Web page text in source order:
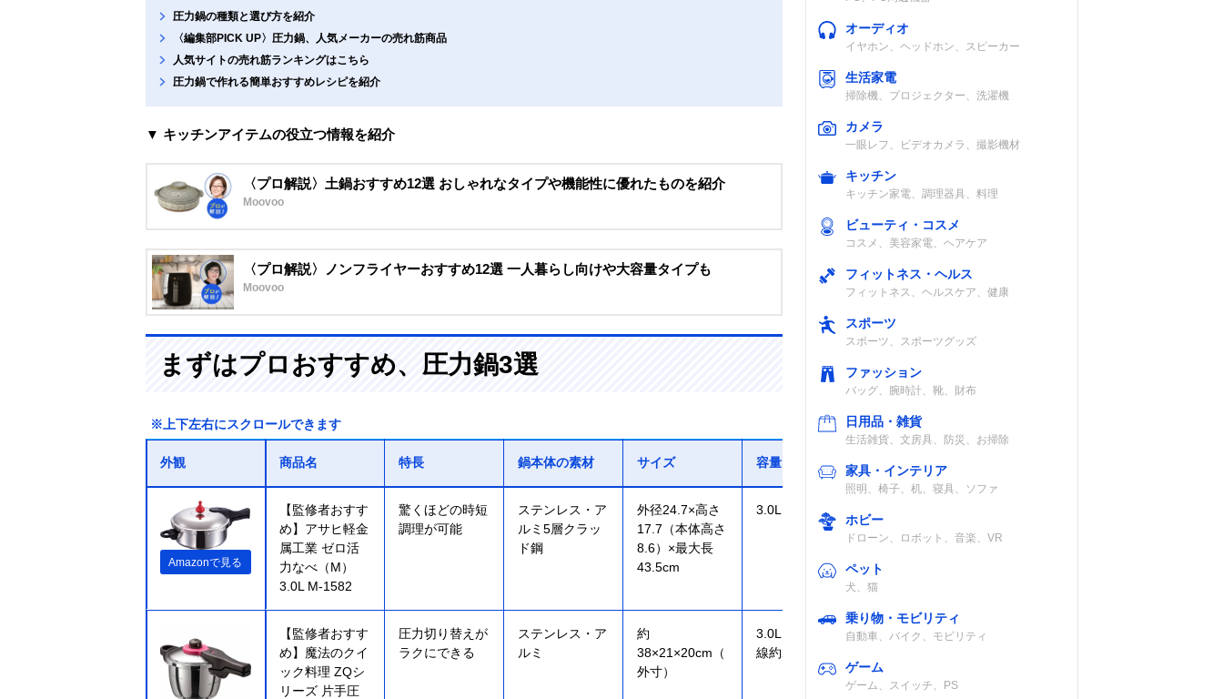
圧力鍋の種類と選び方を紹介
〈編集部PICK UP〉圧力鍋、人気メーカーの売れ筋商品
人気サイトの売れ筋ランキングはこちら
圧力鍋で作れる簡単おすすめレシピを紹介
▼ キッチンアイテムの役立つ情報を紹介
〈プロ解説〉土鍋おすすめ12選 おしゃれなタイプや機能性に優れたものを紹介
Moovoo
〈プロ解説〉ノンフライヤーおすすめ12選 一人暮らし向けや大容量タイプも
Moovoo
まずはプロおすすめ、圧力鍋3選
※上下左右にスクロールできます
外観 商品名 特長 鍋本体の素材 サイズ 容量 圧力値
Amazonで見る
【監修者おすす
め】アサヒ軽金
属工業 ゼロ活
力なべ（M）
3.0L M-1582
驚くほどの時短
調理が可能
ステンレス・ア
ルミ5層クラッ
ド鋼
外径24.7×高さ
17.7（本体高さ
8.6）×最大長
43.5cm
3.0L
モリ146kPa
【監修者おすす
め】魔法のクイ
ック料理 ZQシ
リーズ 片手圧
圧力切り替えが
ラクにできる
ステンレス・ア
ルミ
約
38×21×20cm（
外寸）
3.0L（最高水位
線約2.0L）
高圧80kPa・超
オーディオ
イヤホン、ヘッドホン、スピーカー
生活家電
掃除機、プロジェクター、洗濯機
カメラ
一眼レフ、ビデオカメラ、撮影機材
キッチン
キッチン家電、調理器具、料理
ビューティ・コスメ
コスメ、美容家電、ヘアケア
フィットネス・ヘルス
フィットネス、ヘルスケア、健康
スポーツ
スポーツ、スポーツグッズ
ファッション
バッグ、腕時計、靴、財布
日用品・雑貨
生活雑貨、文房具、防災、お掃除
家具・インテリア
照明、椅子、机、寝具、ソファ
ホビー
ドローン、ロボット、音楽、VR
ペット
犬、猫
乗り物・モビリティ
自動車、バイク、モビリティ
ゲーム
ゲーム、スイッチ、PS